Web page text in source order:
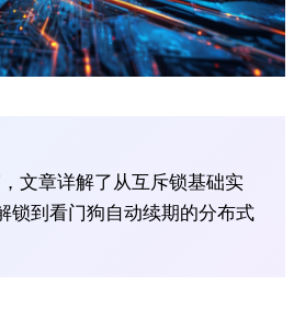
文章详解了从互斥锁基础实
锁到看门狗自动续期的分布式